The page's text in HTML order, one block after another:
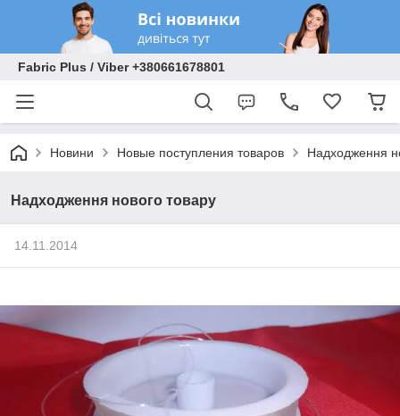
Fabric Plus / Viber +380661678801
Новини Новые поступления товаров Надходження
Надходження нового товару
14.11.2014